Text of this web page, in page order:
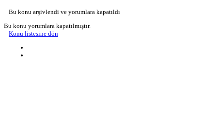
Bu konu arşivlendi ve yorumlara kapatıldı
Bu konu yorumlara kapatılmıştır.
Konu listesine dön